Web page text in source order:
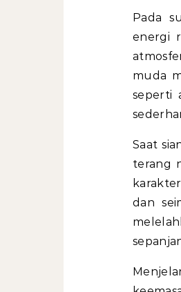
Pada
energi
muda
seperti
Saat
terang
dan